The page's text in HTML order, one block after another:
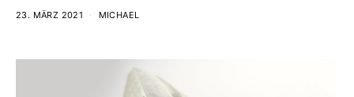
23. MÄRZ 2021 MICHAEL